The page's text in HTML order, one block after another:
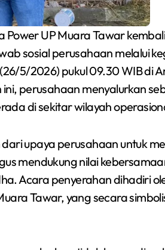
Power UP Muara Tawar
sosial perusahaan melalui
5/2026) pukul 09.30 WIB di
perusahaan menyalurkan
di sekitar wilayah
upaya perusahaan untuk
mendukung nilai
Acara penyerahan dihadiri
Tawar, yang secara
Siswa SMPN 1
Cikarang
Medali Perak
Open